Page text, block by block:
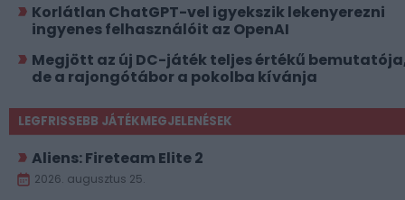
Korlátlan ChatGPT-vel igyekszik lekenyerezni
ingyenes felhasználóit az OpenAI
Megjött az új DC-játék teljes értékű
de a rajongótábor a pokolba kívánja
LEGFRISSEBB JÁTÉKMEGJELENÉSEK
Aliens: Fireteam Elite 2
2026. augusztus 25.